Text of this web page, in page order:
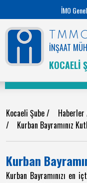
İMO
İNŞAAT
KOCAELİ
Kocaeli Şube/ Haberler
/ Kurban Bayramınız
Kurban
Kurban Bayramınızı